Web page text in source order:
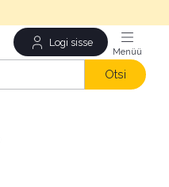
Logi sisse
Otsi